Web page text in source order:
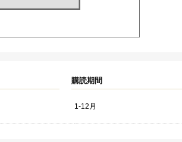
購読期間
1-12月